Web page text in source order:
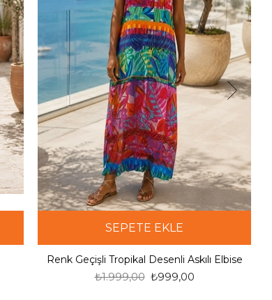
SEPETE EKLE
Renk Geçişli Tropikal Desenli Askılı Elbise
₺999,00
₺1.999,00